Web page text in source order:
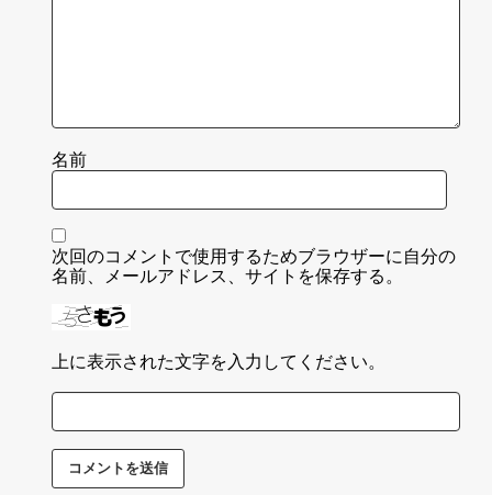
名前
次回のコメントで使用するためブラウザーに自分の
名前、メールアドレス、サイトを保存する。
上に表示された文字を入力してください。